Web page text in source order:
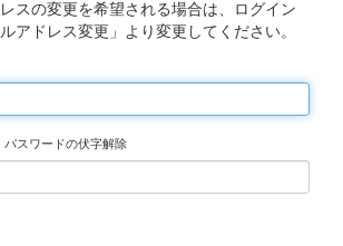
スの変更を希望される場合は、ログイン
アドレス変更」より変更してください。
パスワードの伏字解除